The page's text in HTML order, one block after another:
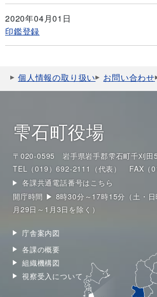
2020年04月01日
印鑑登録
個人情報の取り扱い お問い合わせ
雫石町役場
〒020-0595 岩手県岩手郡雫石町千刈田
TEL（019）692-2111（代表）
FAX（
各課共通電話番号はこちら
開庁時間 ▶ 8時30分～17時15分（土・日
月29日～1月3日を除く）
庁舎案内図
各課の概要
組織機構図
視察受入について